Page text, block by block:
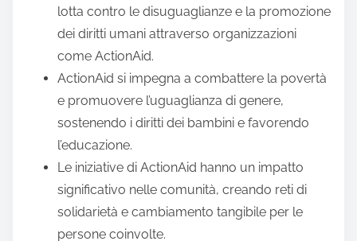
lotta contro le disuguaglianze e la promozione
dei diritti umani attraverso organizzazioni
come ActionAid.
ActionAid si impegna a combattere la povertà
e promuovere l’uguaglianza di genere,
sostenendo i diritti dei bambini e favorendo
l’educazione.
Le iniziative di ActionAid hanno un impatto
significativo nelle comunità, creando reti di
solidarietà e cambiamento tangibile per le
persone coinvolte.